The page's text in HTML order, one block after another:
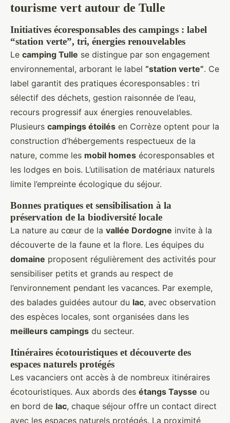
tourisme vert autour de Tulle
Initiatives écoresponsables des campings : label
“station verte”, tri, énergies renouvelables
Le camping Tulle se distingue par son engagement
environnemental, arborant le label “station verte”. Ce
label garantit des pratiques écoresponsables : tri
sélectif des déchets, gestion raisonnée de l’eau,
recours progressif aux énergies renouvelables.
Plusieurs campings étoilés en Corrèze optent pour la
construction d’hébergements respectueux de la
nature, comme les mobil homes écoresponsables et
les lodges en bois. L’utilisation de matériaux naturels
limite l’empreinte écologique du séjour.
Bonnes pratiques et sensibilisation à la
préservation de la biodiversité locale
La nature au cœur de la vallée Dordogne invite à la
découverte de la faune et la flore. Les équipes du
domaine proposent régulièrement des activités pour
sensibiliser petits et grands au respect de
l’environnement pendant les vacances. Par exemple,
des balades guidées autour du lac, avec observation
des espèces locales, sont organisées dans les
meilleurs campings du secteur.
Itinéraires écotouristiques et découverte des
espaces naturels protégés
Les vacanciers ont accès à de nombreux itinéraires
écotouristiques. Aux abords des étangs Taysse ou
en bord de lac, chaque séjour offre un contact direct
avec les espaces naturels protégés. La proximité